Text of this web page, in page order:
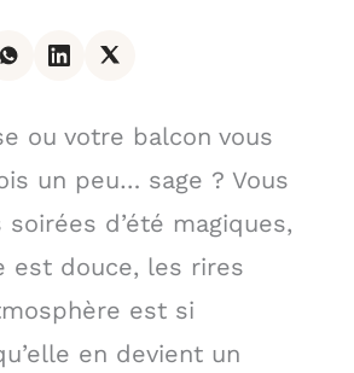
ou votre balcon vous
un peu… sage ? Vous
d’été magiques,
est douce, les rires
est si
en devient un